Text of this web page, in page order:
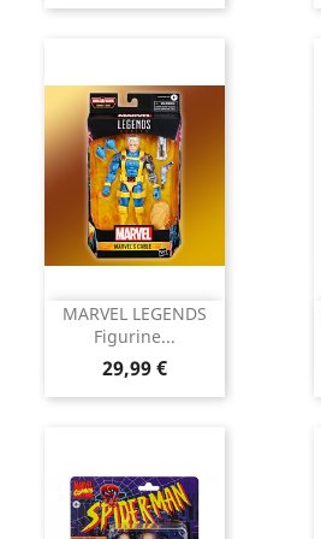
MARVEL LEGENDS
Figurine...
Prix
29,99 €